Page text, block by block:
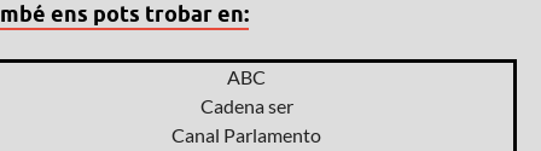
ens pots trobar en:
ABC
Cadena ser
Canal Parlamento